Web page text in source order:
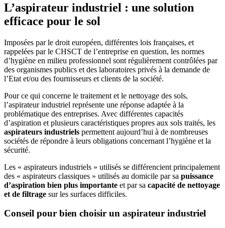
L’aspirateur industriel : une solution
efficace pour le sol
Imposées par le droit européen, différentes lois françaises, et
rappelées par le CHSCT de l’entreprise en question, les normes
d’hygiène en milieu professionnel sont régulièrement contrôlées par
des organismes publics et des laboratoires privés à la demande de
l’Etat et/ou des fournisseurs et clients de la société.
Pour ce qui concerne le traitement et le nettoyage des sols,
l’aspirateur industriel représente une réponse adaptée à la
problématique des entreprises. Avec différentes capacités
d’aspiration et plusieurs caractéristiques propres aux sols traités, les
aspirateurs industriels permettent aujourd’hui à de nombreuses
sociétés de répondre à leurs obligations concernant l’hygiène et la
sécurité.
Les « aspirateurs industriels » utilisés se différencient principalement
des « aspirateurs classiques » utilisés au domicile par sa puissance
d’aspiration bien plus importante et par sa capacité de nettoyage
et de filtrage sur les surfaces difficiles.
Conseil pour bien choisir un aspirateur industriel